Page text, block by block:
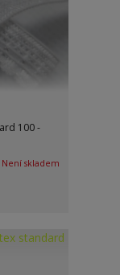
100 -
Není skladem